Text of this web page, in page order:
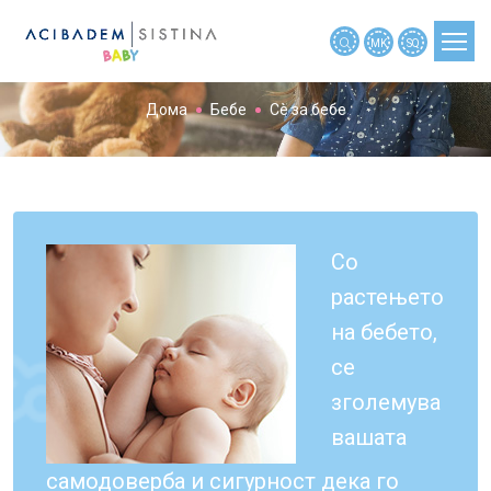
ПЛАНИРАЊЕ БРЕМЕНОСТ
БРЕМЕНОСТ ПО НЕДЕЛИ
АЛАТКИ
НОВОСТИ
МАЈКИТЕ РАСКАЖАА
МАЈКИТЕ ПРАШАА
MK SQ
Дома Бебе Сè за бебе
Со
растењето
на бебето,
се
зголемува
вашата
самодоверба и сигурност дека го